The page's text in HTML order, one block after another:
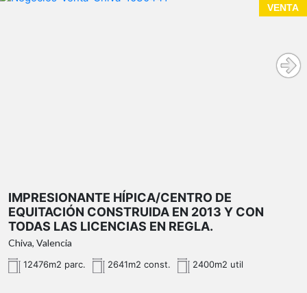
VENTA
IMPRESIONANTE HÍPICA/CENTRO DE
EQUITACIÓN CONSTRUIDA EN 2013 Y CON
TODAS LAS LICENCIAS EN REGLA.
Chiva, Valencia
12476m2 parc. 2641m2 const. 2400m2 util